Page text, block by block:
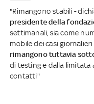
"Rimangono stabili -
presidente della
settimanali, sia come
mobile dei casi
rimangono tuttavia
di testing e dalla
contatti"